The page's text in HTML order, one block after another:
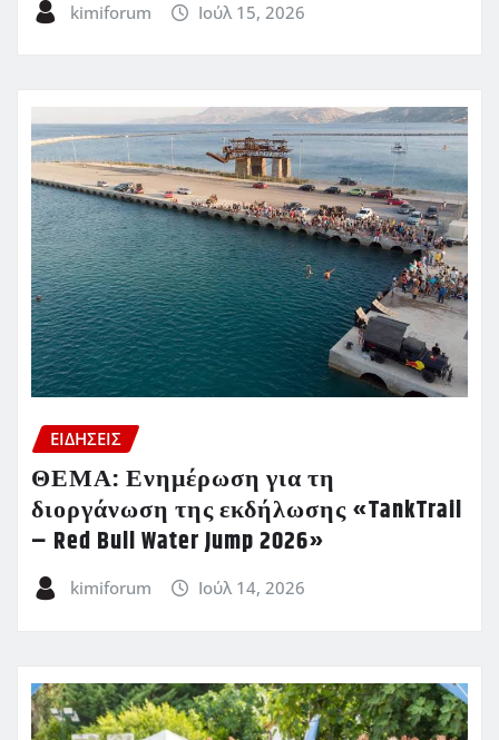
kimiforum Ιούλ 15, 2026
ΕΙΔΗΣΕΙΣ
ΘΕΜΑ: Ενημέρωση για τη
διοργάνωση της εκδήλωσης «TankTrail
– Red Bull Water Jump 2026»
kimiforum Ιούλ 14, 2026